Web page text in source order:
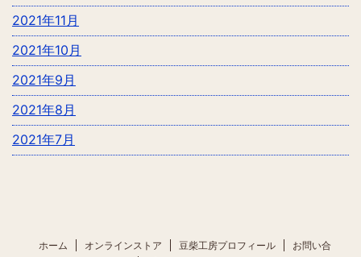
2021年11月
2021年10月
2021年9月
2021年8月
2021年7月
ホーム オンラインストア 豆柴工房プロフィール
お問い合